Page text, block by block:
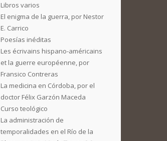
Libros varios
El enigma de la guerra, por Nestor
E. Carrico
Poesías inéditas
Les écrivains hispano-américains
et la guerre européenne, por
Fransico Contreras
La medicina en Córdoba, por el
doctor Félix Garzón Maceda
Curso teológico
La administración de
temporalidades en el Río de la